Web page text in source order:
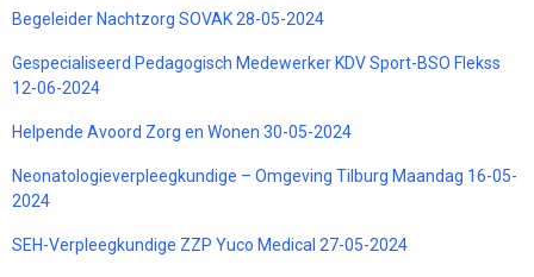
Begeleider Nachtzorg SOVAK 28-05-2024
Gespecialiseerd Pedagogisch Medewerker KDV Sport-BSO Flekss
12-06-2024
Helpende Avoord Zorg en Wonen 30-05-2024
Neonatologieverpleegkundige – Omgeving Tilburg Maandag 16-05-
2024
SEH-Verpleegkundige ZZP Yuco Medical 27-05-2024